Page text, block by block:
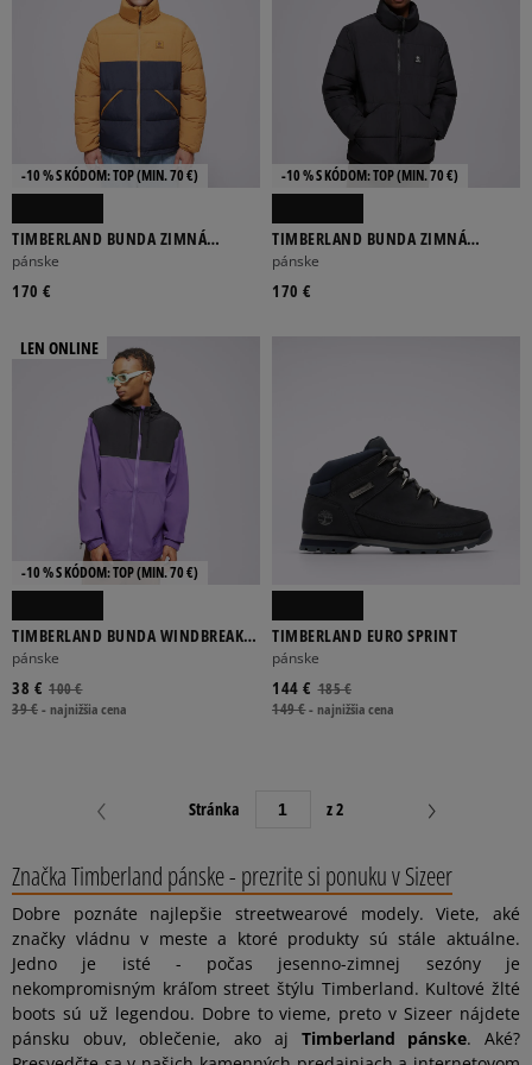
-10 % S KÓDOM: TOP (MIN. 70 €)
TIMBERLAND BUNDA ZIMNÁ
SYNTHETIC INSULATED PUFFER
pánske
170 €
-10 % S KÓDOM: TOP (MIN. 70 €)
TIMBERLAND BUNDA ZIMNÁ
SYNTHETIC INSULATED PUFFER
pánske
170 €
LEN ONLINE
-10 % S KÓDOM: TOP (MIN. 70 €)
TIMBERLAND BUNDA WINDBREAKER
FULL-ZIP JACKET
pánske
100 €
38 €
39 €-najnižšia cena
TIMBERLAND EURO SPRINT
pánske
185 €
144 €
149 €-najnižšia cena
Stránka z 2
Značka Timberland pánske - prezrite si ponuku v Sizeer
Dobre poznáte najlepšie streetwearové modely. Viete, aké
značky vládnu v meste a ktoré produkty sú stále aktuálne.
Jedno je isté - počas jesenno-zimnej sezóny je
nekompromisným kráľom street štýlu Timberland. Kultové žlté
boots sú už legendou. Dobre to vieme, preto v Sizeer nájdete
pánsku obuv, oblečenie, ako aj Timberland pánske. Aké?